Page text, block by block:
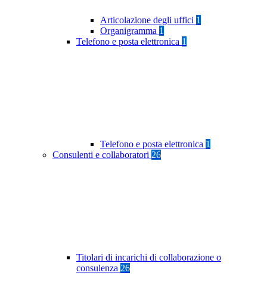
Articolazione degli uffici 1
Organigramma 1
Telefono e posta elettronica 1
Telefono e posta elettronica 1
Consulenti e collaboratori 26
Titolari di incarichi di collaborazione o
consulenza 26